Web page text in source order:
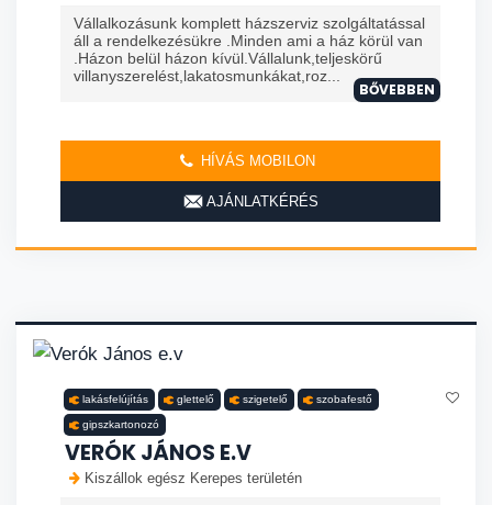
Vállalkozásunk komplett házszerviz szolgáltatással
áll a rendelkezésükre .Minden ami a ház körül van
.Házon belül házon kívül.Vállalunk,teljeskörű
villanyszerelést,lakatosmunkákat,roz...
BŐVEBBEN
HÍVÁS MOBILON
AJÁNLATKÉRÉS
lakásfelújítás glettelő szigetelő szobafestő
gipszkartonozó
VERÓK JÁNOS E.V
Kiszállok egész Kerepes területén